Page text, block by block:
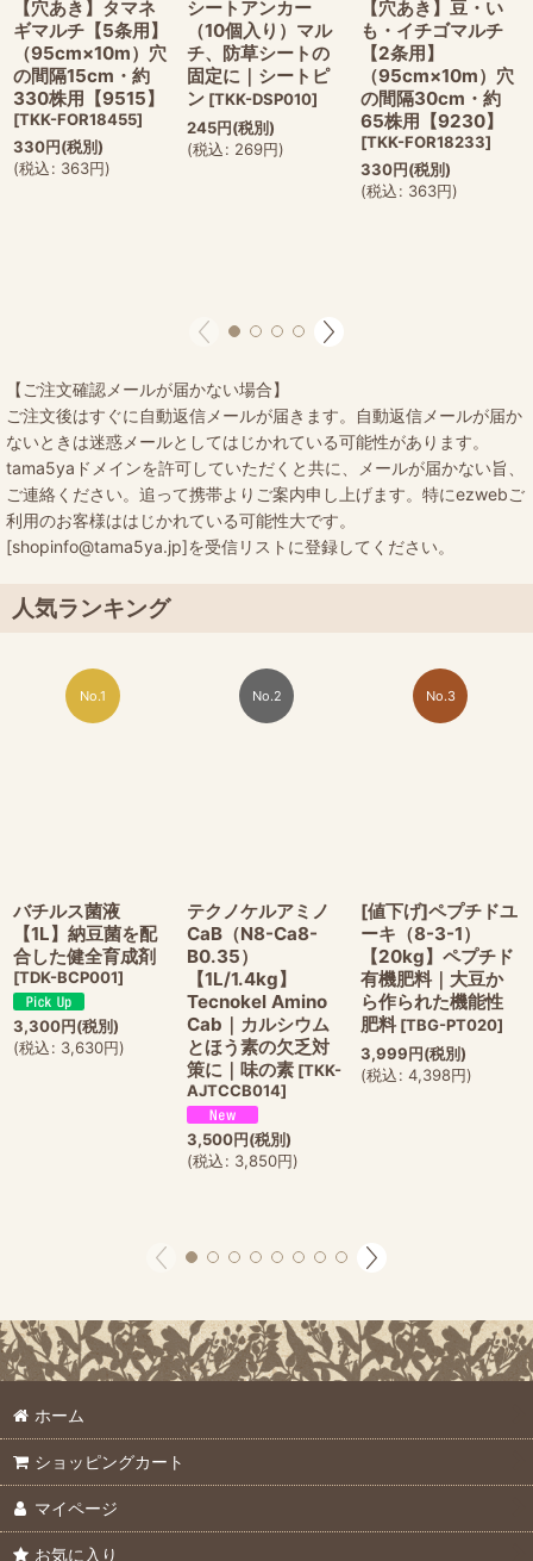
【穴あき】タマネ
ギマルチ【5条用】
（95cm×10m）穴
の間隔15cm・約
330株用【9515】
[TKK-FOR18455]
330円(税別)
(税込: 363円)
シートアンカー
（10個入り）マル
チ、防草シートの
固定に｜シートピ
ン [TKK-DSP010]
245円(税別)
(税込: 269円)
【穴あき】豆・い
も・イチゴマルチ
【2条用】
（95cm×10m）穴
の間隔30cm・約
65株用【9230】
[TKK-FOR18233]
330円(税別)
(税込: 363円)
【ご注文確認メールが届かない場合】
ご注文後はすぐに自動返信メールが届きます。自動返信メールが届か
ないときは迷惑メールとしてはじかれている可能性があります。
tama5yaドメインを許可していただくと共に、メールが届かない旨、
ご連絡ください。追って携帯よりご案内申し上げます。特にezwebご
利用のお客様ははじかれている可能性大です。
[shopinfo@tama5ya.jp]を受信リストに登録してください。
人気ランキング
No.1
バチルス菌液
【1L】納豆菌を配
合した健全育成剤
[TDK-BCP001]
3,300円(税別)
(税込: 3,630円)
No.2
テクノケルアミノ
CaB（N8-Ca8-
B0.35）
【1L/1.4kg】
Tecnokel Amino
Cab｜カルシウム
とほう素の欠乏対
策に｜味の素 [TKK-
AJTCCB014]
3,500円(税別)
(税込: 3,850円)
No.3
[値下げ]ペプチドユ
ーキ（8-3-1）
【20kg】ペプチド
有機肥料｜大豆か
ら作られた機能性
肥料 [TBG-PT020]
3,999円(税別)
(税込: 4,398円)
ホーム
ショッピングカート
マイページ
お気に入り